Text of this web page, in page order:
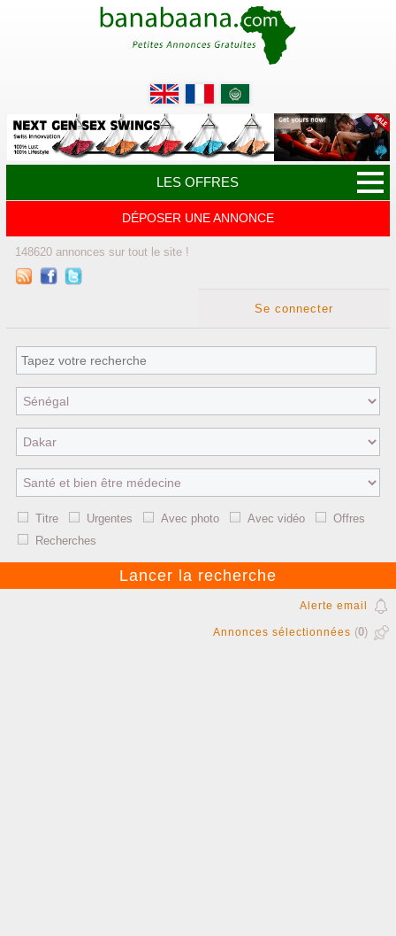
LES OFFRES
DÉPOSER UNE ANNONCE
148620 annonces sur tout le site !
Se connecter
Titre Urgentes Avec photo Avec vidéo
Offres
Recherches
Alerte email
Annonces sélectionnées (0)